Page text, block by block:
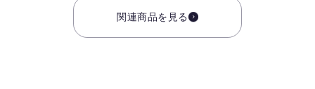
関連商品を見る